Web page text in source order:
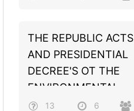
THE REPUBLIC ACTS
AND PRESIDENTIAL
DECREE'S OT THE
ENVIRONMENTAL
ACTS
13 6